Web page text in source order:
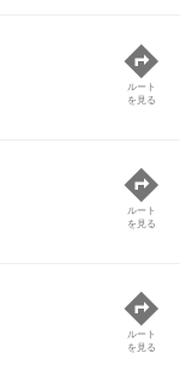
ルート
を見る
ルート
を見る
ルート
を見る